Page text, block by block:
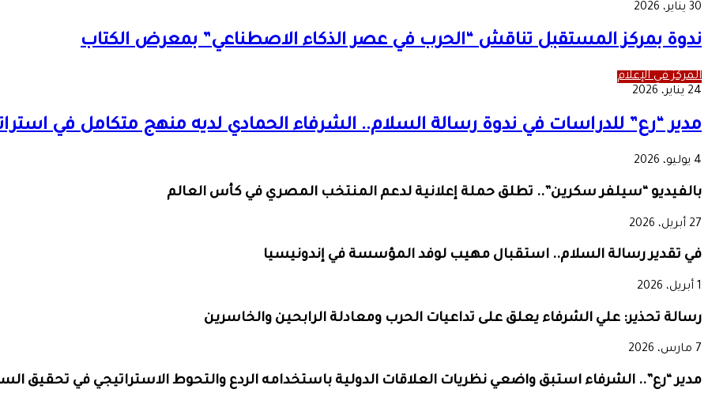
30 يناير، 2026
ندوة بمركز المستقبل تناقش “الحرب في عصر الذكاء الاصطناعي” بمعرض الكتاب
المركز في الإعلام
24 يناير، 2026
مدير “رع” للدراسات في ندوة رسالة السلام.. الشرفاء الحمادي لديه منهج متكامل في
4 يوليو، 2026
بالفيديو “سيلفر سكرين”.. تطلق حملة إعلانية لدعم المنتخب المصري في كأس العالم
27 أبريل، 2026
في تقدير رسالة السلام.. استقبال مهيب لوفد المؤسسة في إندونيسيا
1 أبريل، 2026
رسالة تحذير: علي الشرفاء يعلق على تداعيات الحرب ومعادلة الرابحين والخاسرين
7 مارس، 2026
مدير “رع”.. الشرفاء استبق واضعي نظريات العلاقات الدولية باستخدامه الردع والتحوط الاستراتيجي في تحقيق